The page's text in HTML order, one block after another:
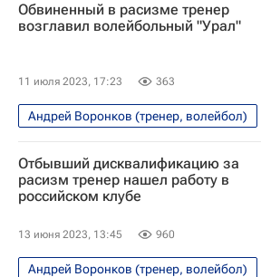
Обвиненный в расизме тренер
возглавил волейбольный "Урал"
11 июля 2023, 17:23 363
Андрей Воронков (тренер, волейбол)
Волейбол
Динамо-Урал (волейбол)
Отбывший дисквалификацию за
расизм тренер нашел работу в
российском клубе
13 июня 2023, 13:45 960
Андрей Воронков (тренер, волейбол)